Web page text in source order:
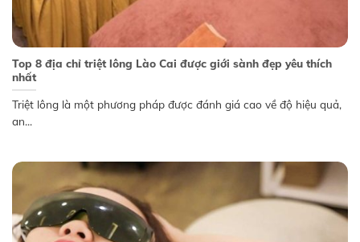
Top 8 địa chỉ triệt lông Lào Cai được giới sành đẹp yêu thích
nhất
Triệt lông là một phương pháp được đánh giá cao về độ hiệu quả,
an...